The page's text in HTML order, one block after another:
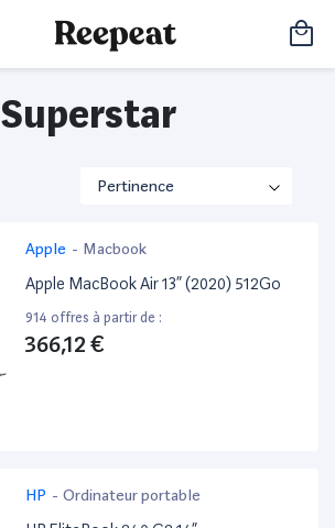
Superstar
Apple - Macbook
Apple MacBook Air 13” (2020) 512Go
914 offres à partir de :
366,12 €
HP - Ordinateur portable